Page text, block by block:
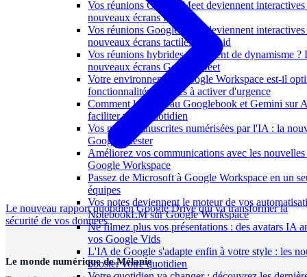
Vos réunions Google Meet deviennent
nouveaux écrans tactiles
Vos réunions Google Meet deviennent
nouveaux écrans tactiles Android
Vos réunions hybrides manquent de dynamisme ?
nouveaux écrans Google Meet
Votre environnement Google Workspace est-il
fonctionnalités cachées à activer d'urgence
Comment le nouveau Googlebook et Gemini sur
faciliter votre quotidien
Vos notes manuscrites numérisées par l'IA : la
Google à tester
Améliorez vos communications avec les nouvelles
Google Workspace
Passez de Microsoft à Google Workspace en un
équipes
Vos notes deviennent le moteur de vos
NotebookLM sur Google Workspace
Ne filmez plus vos présentations : des avatars IA
vos Google Vids
L'IA de Google s'adapte enfin à votre style : les
booster votre quotidien
Le nouveau rapport quotidien Google Drive qui va transformer la
sécurité de vos données
Le monde numérique de Mélanie